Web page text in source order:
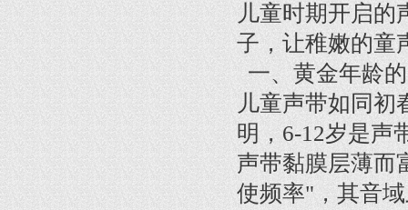
儿童时期开启的
子，让稚嫩的童
一、黄金年龄
儿童声带如同初
明，6-12岁是声
声带黏膜层薄而
使频率"，其音